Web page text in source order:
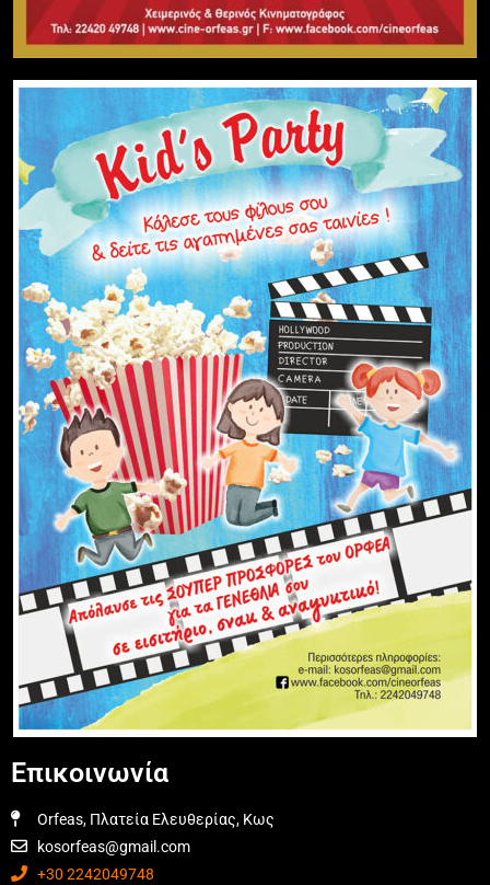
Επικοινωνία
Orfeas, Πλατεία Ελευθερίας, Κως
kosorfeas@gmail.com
+30 2242049748